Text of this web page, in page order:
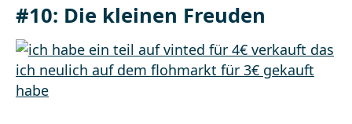
#10: Die kleinen Freuden